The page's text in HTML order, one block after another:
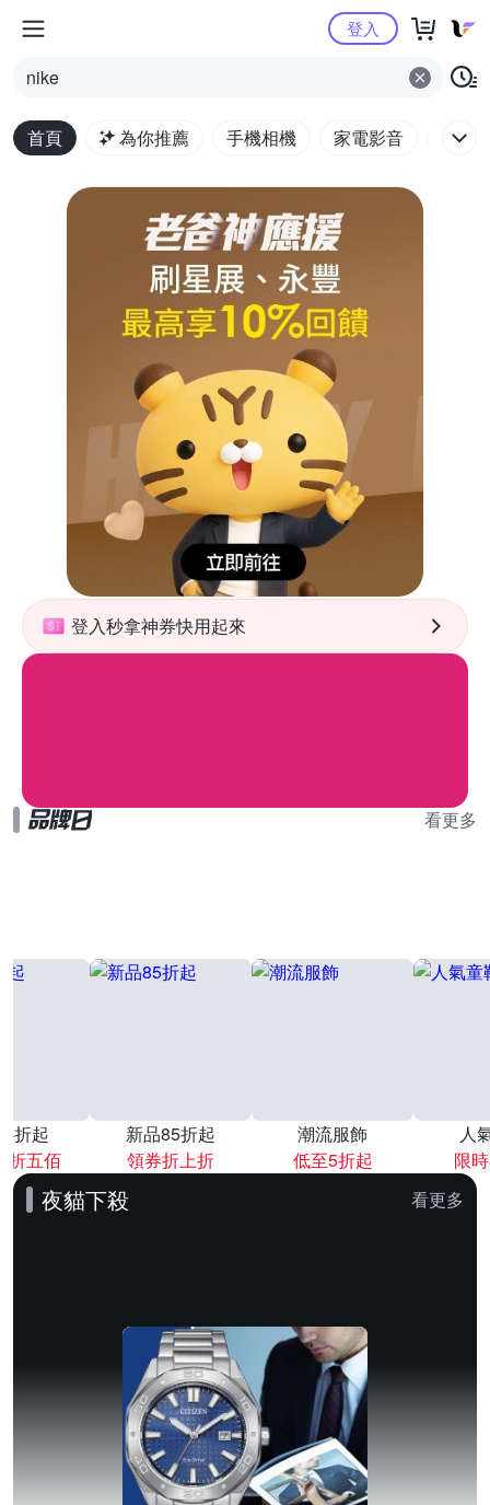
Yahoo購物中心
nike
登入
首頁 為你推薦 手機相機 家電影音 電腦
登入秒拿神券快用起來
看更多
折起
折五佰
新品85折起
領券折上折
潮流服飾
低至5折起
人
限
夜貓下殺 看更多